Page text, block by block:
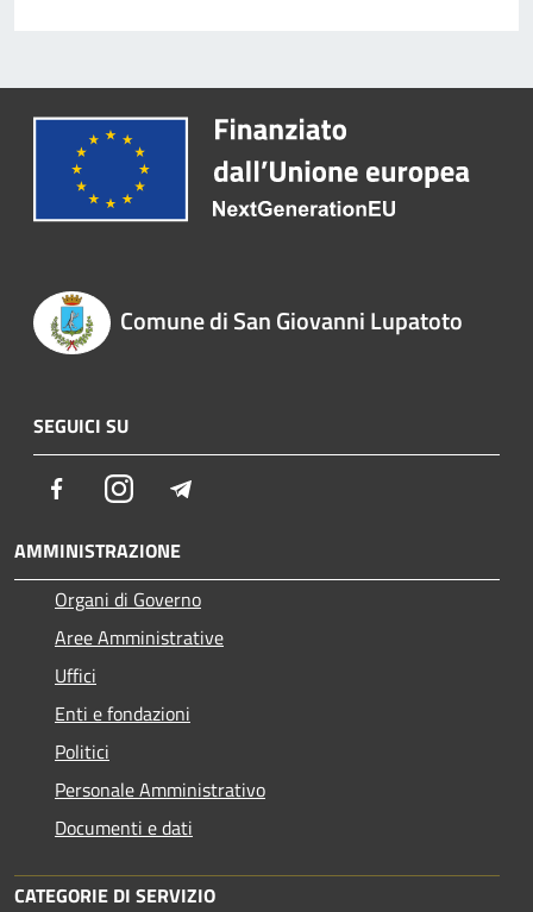
Comune di San Giovanni Lupatoto
SEGUICI SU
FacebookInstagram
AMMINISTRAZIONE
Organi di Governo
Aree Amministrative
Uffici
Enti e fondazioni
Politici
Personale Amministrativo
Documenti e dati
CATEGORIE DI SERVIZIO